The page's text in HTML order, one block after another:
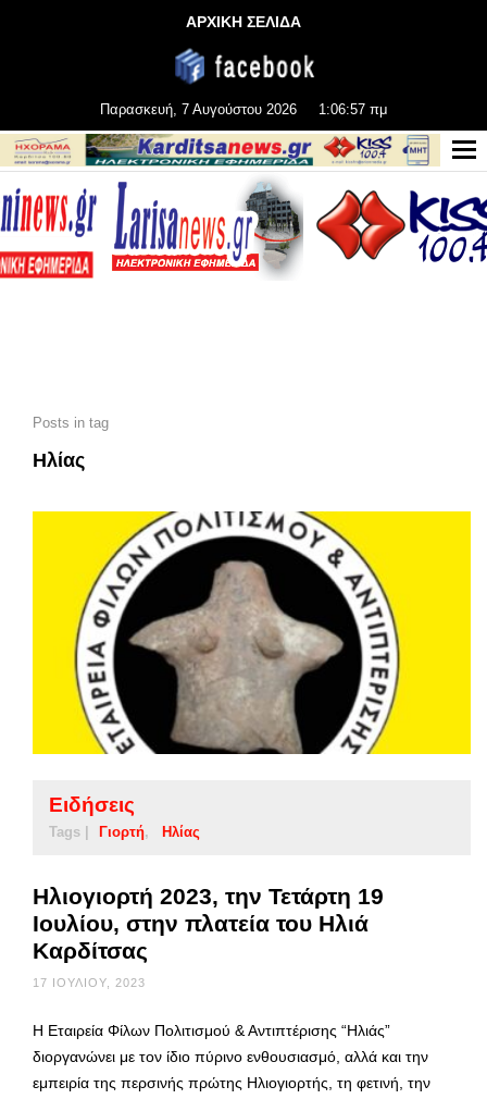
ΑΡΧΙΚΗ ΣΕΛΙΔΑ
Παρασκευή, 7 Αυγούστου 2026 1:06:58 πμ
Posts in tag
Ηλίας
Ειδήσεις
Tags | Γιορτή Ηλίας
Ηλιογιορτή 2023, την Τετάρτη 19
Ιουλίου, στην πλατεία του Ηλιά
Καρδίτσας
17 ΙΟΥΛΊΟΥ, 2023
Η Εταιρεία Φίλων Πολιτισμού & Αντιπτέρισης “Ηλιάς”
διοργανώνει με τον ίδιο πύρινο ενθουσιασμό, αλλά και την
εμπειρία της περσινής πρώτης Ηλιογιορτής, τη φετινή, την